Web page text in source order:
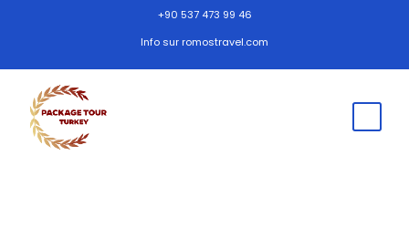
+90 537 473 99 46
Info sur romostravel.com